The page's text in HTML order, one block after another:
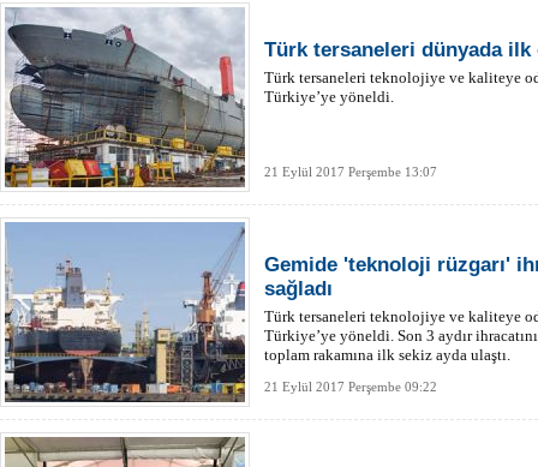
Türk tersaneleri dünyada
Türk tersaneleri teknolojiye ve kaliteye
Türkiye’ye yöneldi.
21 Eylül 2017 Perşembe 13:07
Gemide 'teknoloji rüzgarı'
sağladı
Türk tersaneleri teknolojiye ve kaliteye
Türkiye’ye yöneldi. Son 3 aydır
toplam rakamına ilk sekiz ayda ulaştı.
21 Eylül 2017 Perşembe 09:22